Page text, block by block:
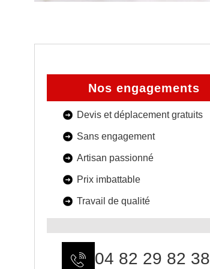
Nos engagements
Devis et déplacement gratuits
Sans engagement
Artisan passionné
Prix imbattable
Travail de qualité
04 82 29 82 38